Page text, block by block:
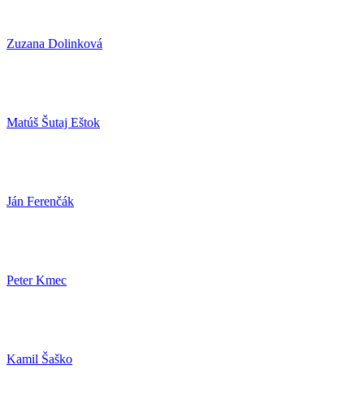
Zuzana Dolinková
Matúš Šutaj Eštok
Ján Ferenčák
Peter Kmec
Kamil Šaško